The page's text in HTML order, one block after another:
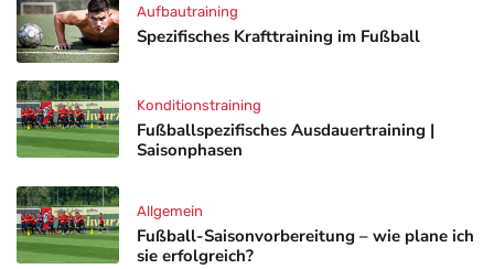
Spezifisches Krafttraining im Fußball
Aufbautraining
Fußballspezifisches Ausdauertraining |
Saisonphasen
Konditionstraining
Fußball-Saisonvorbereitung – wie plane ich
sie erfolgreich?
Allgemein